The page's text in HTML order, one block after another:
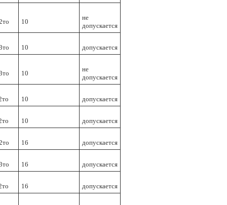
10
не
допускается
10 допускается
10
не
допускается
10 допускается
10 допускается
16 допускается
16 допускается
16 допускается